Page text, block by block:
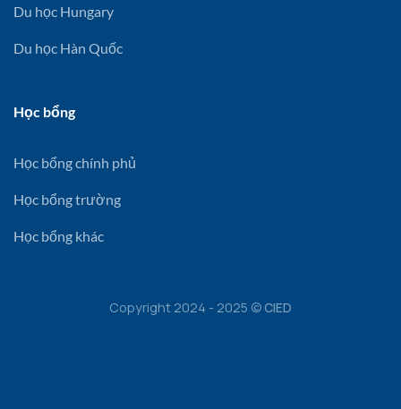
Du học Hungary
Du học Hàn Quốc
Học bổng
Học bổng chính phủ
Học bổng trường
Học bổng khác
Copyright 2024 - 2025 ©CIED